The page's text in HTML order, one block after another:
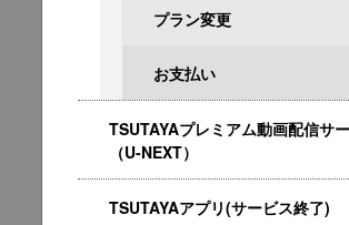
プラン変更
お支払い
TSUTAYAプレミアム動画配信サ
（U-NEXT）
TSUTAYAアプリ(サービス終了)